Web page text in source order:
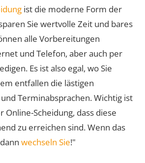
ist die moderne Form der
Sie wertvolle Zeit und bares
alle Vorbereitungen
und Telefon, aber auch per
Es ist also egal, wo Sie
entfallen die lästigen
Terminabsprachen. Wichtig ist
Online-Scheidung, dass diese
zu erreichen sind. Wenn das
wechseln Sie!"